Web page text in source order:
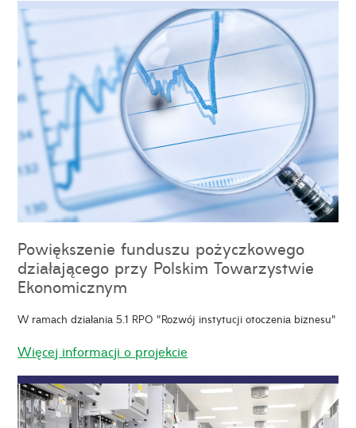
Powiększenie funduszu pożyczkowego
działającego przy Polskim Towarzystwie
Ekonomicznym
W ramach działania 5.1 RPO "Rozwój instytucji otoczenia biznesu"
Więcej informacji o projekcie